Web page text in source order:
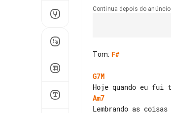
Continua depois do anúncio
Tom: F#
G7M
Am7